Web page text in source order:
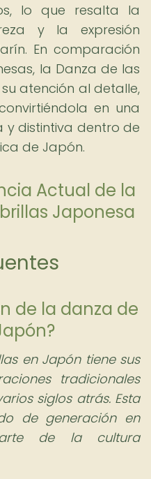
lo que resalta la
y la expresión
En comparación
la Danza de las
atención al detalle,
en una
y distintiva dentro de
de Japón.
Actual de la
Japonesa
de la danza de
en Japón tiene sus
tradicionales
siglos atrás. Esta
de generación en
de la cultura